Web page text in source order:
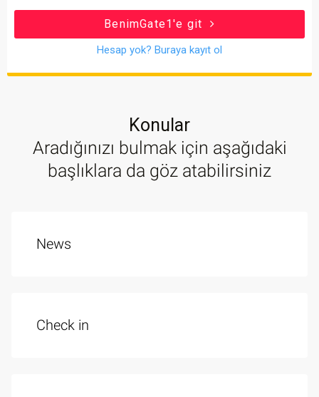
BenimGate1'e git
Hesap yok? Buraya kayıt ol
Konular
Aradığınızı bulmak için aşağıdaki
başlıklara da göz atabilirsiniz
News
Check in